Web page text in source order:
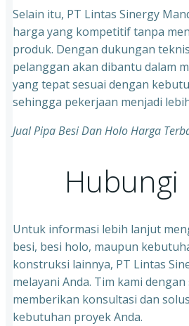
Selain itu, PT Lintas Sinergy
harga yang kompetitif tanpa
produk. Dengan dukungan
pelanggan akan dibantu dalam
yang tepat sesuai dengan
sehingga pekerjaan menjadi
Jual Pipa Besi Dan Holo Harga
Hubungi
Untuk informasi lebih lanjut
besi, besi holo, maupun
konstruksi lainnya, PT Lintas
melayani Anda. Tim kami
memberikan konsultasi dan
kebutuhan proyek Anda.